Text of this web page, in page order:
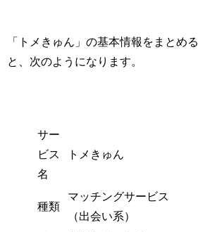
「トメきゅん」の基本情報をまとめる
と、次のようになります。
サー
ビス
名
トメきゅん
種類
マッチングサービス
（出会い系）